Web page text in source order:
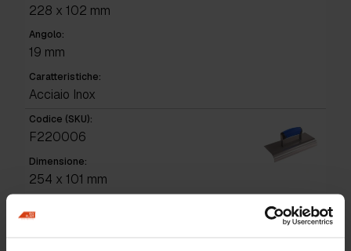
228 x 102 mm
Angolo:
19 mm
Caratteristiche:
Acciaio Inox
Codice (SKU):
F220006
Dimensione:
254 x 101 mm
16 mm